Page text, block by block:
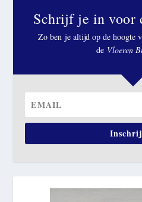
Schrijf je in voor
Zo ben je altijd op de hoogte
de Vloeren